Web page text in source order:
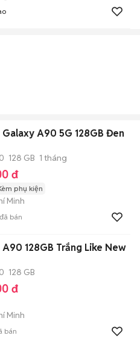
Galaxy A90 5G 128GB Đen
128 GB 1 tháng
đ
phụ kiện
Minh
đã bán
A90 128GB Trắng Like New
128 GB
đ
Minh
bán